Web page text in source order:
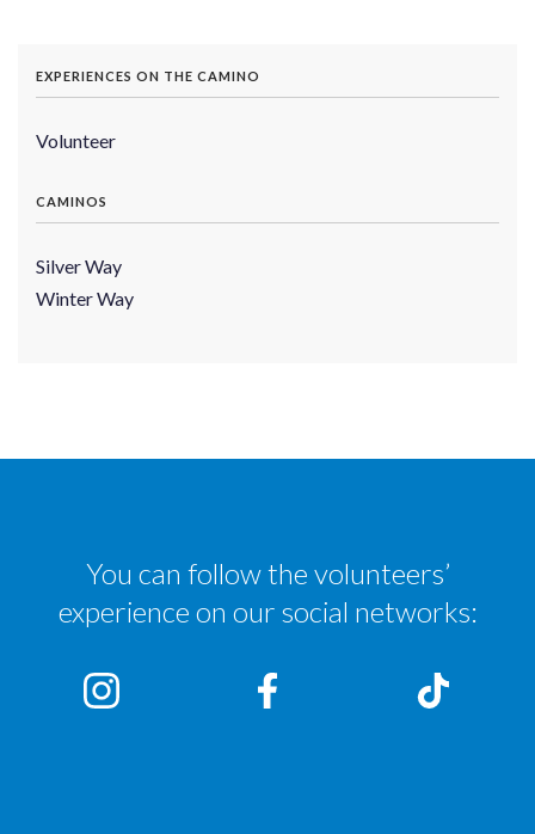
EXPERIENCES ON THE CAMINO
Volunteer
CAMINOS
Silver Way
Winter Way
You can follow the volunteers’
experience on our social networks: